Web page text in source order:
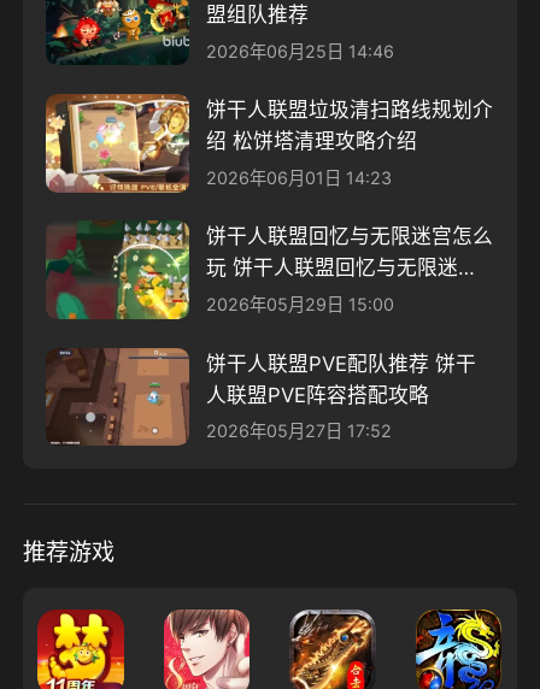
盟组队推荐
2026年06月25日 14:46
饼干人联盟垃圾清扫路线规划介
绍 松饼塔清理攻略介绍
2026年06月01日 14:23
饼干人联盟回忆与无限迷宫怎么
玩 饼干人联盟回忆与无限迷宫
玩法介绍
2026年05月29日 15:00
饼干人联盟PVE配队推荐 饼干
人联盟PVE阵容搭配攻略
2026年05月27日 17:52
推荐游戏